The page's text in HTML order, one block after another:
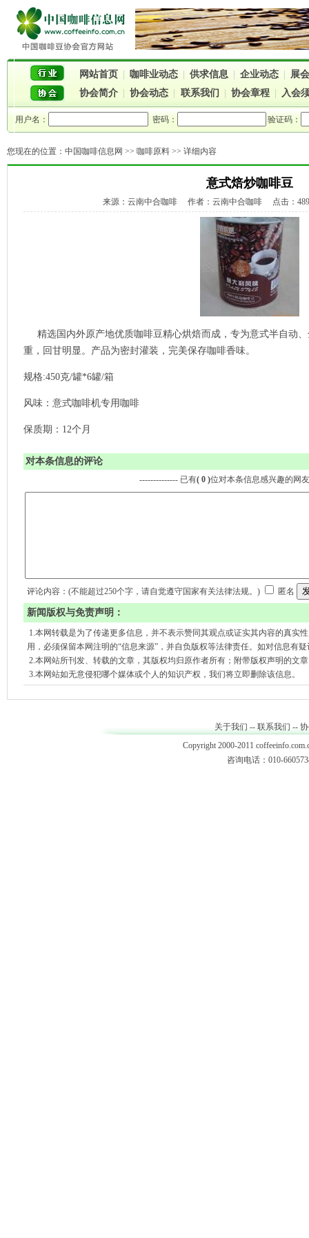
网站首页 咖啡业动态 供求信息 企业动态
展
协会简介
协会动态 联系我们 协会章程 入会
用户名： 密码： 验证码：
您现在的位置： 中国咖啡信息网 >> 咖啡原料 >> 详细内容
意式焙炒咖啡豆
来源：云南中合咖啡 作者：云南中合咖啡 点击：
精选国内外原产地优质咖啡豆精心烘焙而成，专为意式半自动
重，回甘明显。产品为密封灌装，完美保存咖啡香味。
规格:450克/罐*6罐/箱
风味：意式咖啡机专用咖啡
保质期：12个月
对本条信息的评论
-------------- 已有( 0 )位对本条信息感兴趣的网
评论内容：(不能超过250个字，请自觉遵守国家有关法律法规。) 匿名
新闻版权与免责声明：
1.本网转载是为了传递更多信息，并不表示赞同其观点或证实其内容的真实
用，必须保留本网注明的“信息来源”，并自负版权等法律责任。如对信息有
2.本网站所刊发、转载的文章，其版权均归原作者所有；附带版权声明的文
3.本网站如无意侵犯哪个媒体或个人的知识产权，我们将立即删除该信息。
关于我们 -- 联系我们 --
Copyright 2000-2011
咨询电话：010-